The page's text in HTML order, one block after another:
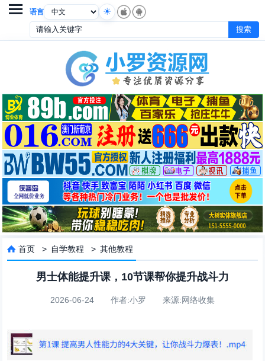
语言

 首页 > 自学教程 >其他教程
男士体能提升课，10节课帮你提升战斗力
2026-06-24 作者:小罗 来源:网络收集